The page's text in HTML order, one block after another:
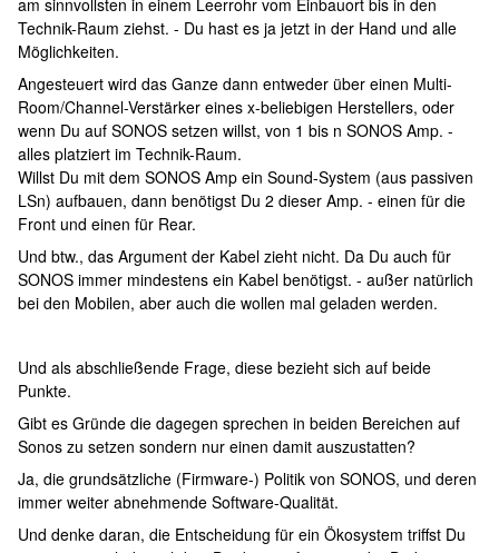
Technik-Raum ziehst. - Du hast es ja jetzt in der Hand und alle
Möglichkeiten.
Angesteuert wird das Ganze dann entweder über einen Multi-
Room/Channel-Verstärker eines x-beliebigen Herstellers, oder
wenn Du auf SONOS setzen willst, von 1 bis n SONOS Amp. -
alles platziert im Technik-Raum.
Willst Du mit dem SONOS Amp ein Sound-System (aus passiven
LSn) aufbauen, dann benötigst Du 2 dieser Amp. - einen für die
Front und einen für Rear.
Und btw., das Argument der Kabel zieht nicht. Da Du auch für
SONOS immer mindestens ein Kabel benötigst. - außer natürlich
bei den Mobilen, aber auch die wollen mal geladen werden.
Und als abschließende Frage, diese bezieht sich auf beide
Punkte.
Gibt es Gründe die dagegen sprechen in beiden Bereichen auf
Sonos zu setzen sondern nur einen damit auszustatten?
Ja, die grundsätzliche (Firmware-) Politik von SONOS, und deren
immer weiter abnehmende Software-Qualität.
Und denke daran, die Entscheidung für ein Ökosystem triffst Du